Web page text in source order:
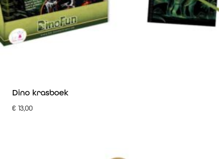
Dino krasboek
€ 13,00